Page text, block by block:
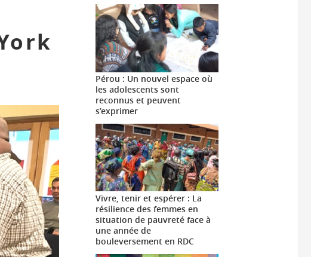
Pérou : Un nouvel espace où
les adolescents sont
reconnus et peuvent
s’exprimer
Vivre, tenir et espérer : La
résilience des femmes en
situation de pauvreté face à
une année de
bouleversement en RDC